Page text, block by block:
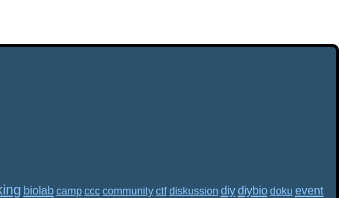
biolab camp ccc community ctf diskussion diy diybio doku event